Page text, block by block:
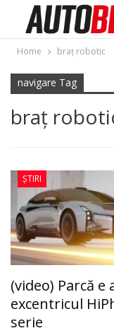
Home braţ robotic
navigare Tag
braţ
ȘTIRI
(video) Parcă
excentricul
serie